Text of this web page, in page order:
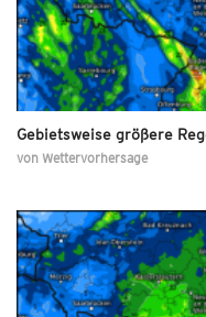
Gebietsweise größere
von Wettervorhersage